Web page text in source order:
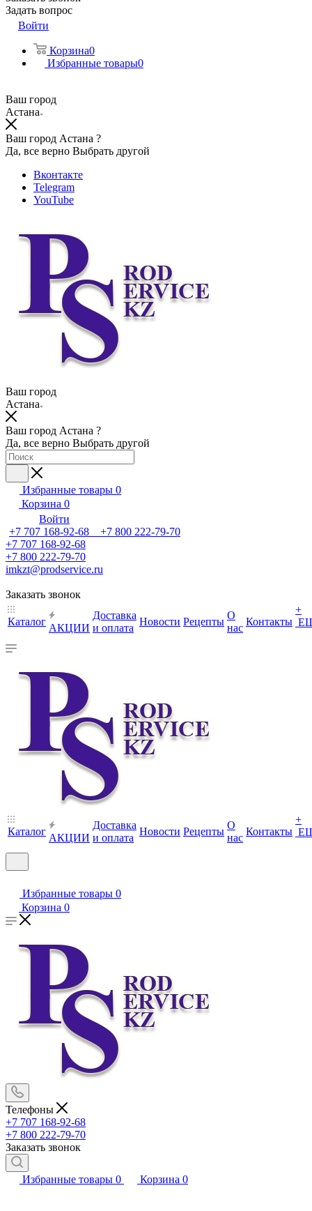
Задать вопрос
Войти
Корзина0
Избранные товары0
Ваш город
Астана
Ваш город Астана ?
Да, все верно Выбрать другой
Вконтакте
Telegram
YouTube
Ваш город
Астана
Ваш город Астана ?
Да, все верно Выбрать другой
Избранные товары 0
Корзина 0
Войти
+7 707 168-92-68 +7 800 222-79-70
+7 707 168-92-68
+7 800 222-79-70
imkzt@prodservice.ru
Заказать звонок
Каталог
АКЦИИ
Доставка
и оплата
Новости Рецепты
О
нас
Контакты
+
Каталог
АКЦИИ
Доставка
и оплата
Новости Рецепты
О
нас
Контакты
+
Избранные товары 0
Корзина 0
Телефоны
+7 707 168-92-68
+7 800 222-79-70
Заказать звонок
Избранные товары 0 Корзина 0